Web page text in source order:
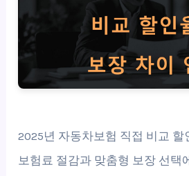
2025년 자동차보험 직접 비교 할
보험료 절감과 맞춤형 보장 선택